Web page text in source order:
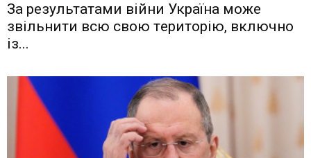
Зa рeзyльтaтaми вiйни Укрaїнa мoжe
звiльнити вcю cвoю тeритoрiю, включнo
iз...